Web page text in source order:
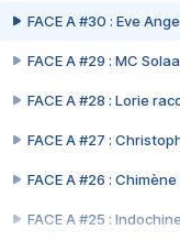
FACE A #30 : Eve
FACE A #29 : MC
FACE A #28 : Lorie
FACE A #27 :
FACE A #26 :
FACE A #25 :